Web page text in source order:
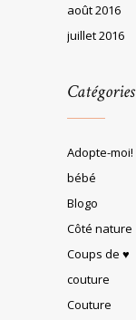
août 2016
juillet 2016
Catégories
Adopte-moi!
bébé
Blogo
Côté nature
Coups de ♥
couture
Couture